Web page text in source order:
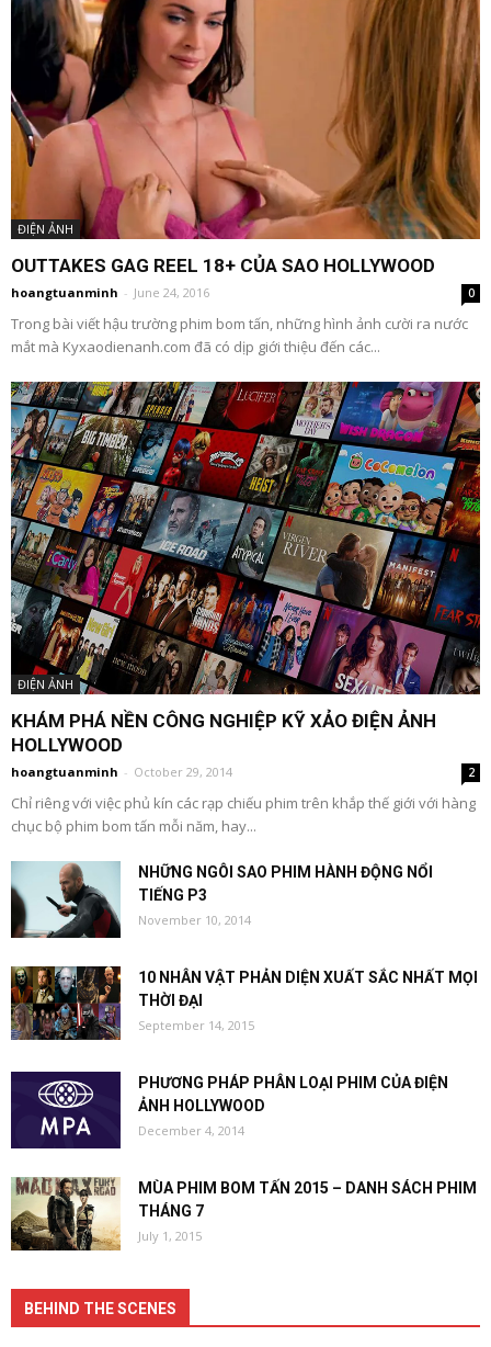
ĐIỆN ẢNH
OUTTAKES GAG REEL 18+ CỦA SAO HOLLYWOOD
hoangtuanminh - June 24, 2016 0
Trong bài viết hậu trường phim bom tấn, những hình ảnh cười ra nước
mắt mà Kyxaodienanh.com đã có dịp giới thiệu đến các...
ĐIỆN ẢNH
KHÁM PHÁ NỀN CÔNG NGHIỆP KỸ XẢO ĐIỆN ẢNH
HOLLYWOOD
hoangtuanminh - October 29, 2014 2
Chỉ riêng với việc phủ kín các rạp chiếu phim trên khắp thế giới với hàng
chục bộ phim bom tấn mỗi năm, hay...
NHỮNG NGÔI SAO PHIM HÀNH ĐỘNG NỔI
TIẾNG P3
November 10, 2014
10 NHÂN VẬT PHẢN DIỆN XUẤT SẮC NHẤT MỌI
THỜI ĐẠI
September 14, 2015
PHƯƠNG PHÁP PHÂN LOẠI PHIM CỦA ĐIỆN
ẢNH HOLLYWOOD
December 4, 2014
MÙA PHIM BOM TẤN 2015 – DANH SÁCH PHIM
THÁNG 7
July 1, 2015
BEHIND THE SCENES